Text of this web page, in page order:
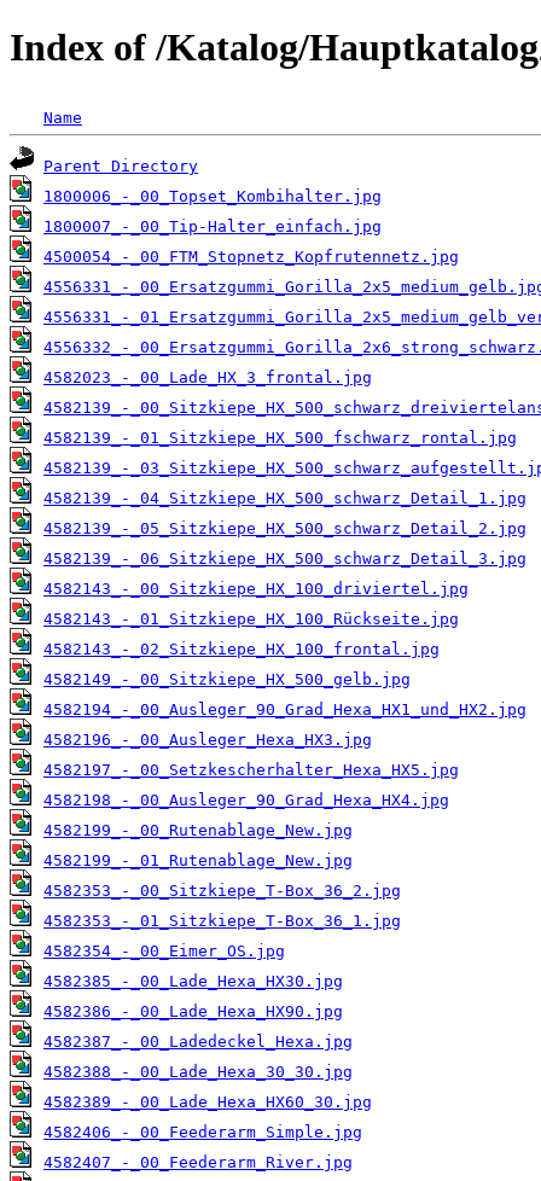
Index of /Katalog/
Name
Parent Directory
1800006_-_00_Topset_Kombihalter.jpg
1800007_-_00_Tip-Halter_einfach.jpg
4500054_-_00_FTM_Stopnetz_Kopfrutennetz.jpg
4556331_-
4556331_-
4556332_-
4582023_-_00_Lade_HX_3_frontal.jpg
4582139_-
4582139_-_01_Sitzkiepe_HX_500_fschwarz_rontal.jpg
4582139_-
4582139_-_04_Sitzkiepe_HX_500_schwarz_Detail_1.jpg
4582139_-_05_Sitzkiepe_HX_500_schwarz_Detail_2.jpg
4582139_-_06_Sitzkiepe_HX_500_schwarz_Detail_3.jpg
4582143_-_00_Sitzkiepe_HX_100_driviertel.jpg
4582143_-_01_Sitzkiepe_HX_100_Rückseite.jpg
4582143_-_02_Sitzkiepe_HX_100_frontal.jpg
4582149_-_00_Sitzkiepe_HX_500_gelb.jpg
4582194_-_00_Ausleger_90_Grad_Hexa_HX1_und_HX2.jpg
4582196_-_00_Ausleger_Hexa_HX3.jpg
4582197_-_00_Setzkescherhalter_Hexa_HX5.jpg
4582198_-_00_Ausleger_90_Grad_Hexa_HX4.jpg
4582199_-_00_Rutenablage_New.jpg
4582199_-_01_Rutenablage_New.jpg
4582353_-_00_Sitzkiepe_T-Box_36_2.jpg
4582353_-_01_Sitzkiepe_T-Box_36_1.jpg
4582354_-_00_Eimer_OS.jpg
4582385_-_00_Lade_Hexa_HX30.jpg
4582386_-_00_Lade_Hexa_HX90.jpg
4582387_-_00_Ladedeckel_Hexa.jpg
4582388_-_00_Lade_Hexa_30_30.jpg
4582389_-_00_Lade_Hexa_HX60_30.jpg
4582406_-_00_Feederarm_Simple.jpg
4582407_-_00_Feederarm_River.jpg